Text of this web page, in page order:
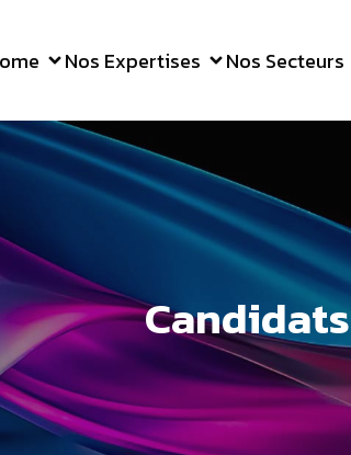
Nos Expertises Nos Secteurs
Candidats